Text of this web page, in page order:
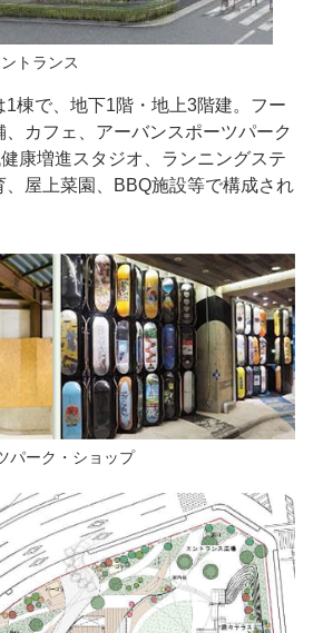
トランス
棟で、地下1階・地上3階建。フー
、カフェ、アーバンスポーツパーク
康増進スタジオ、ランニングステ
、屋上菜園、BBQ施設等で構成され
パーク・ショップ